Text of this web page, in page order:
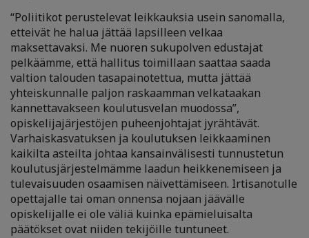
“Poliitikot perustelevat leikkauksia usein sanomalla,
etteivät he halua jättää lapsilleen velkaa
maksettavaksi. Me nuoren sukupolven edustajat
pelkäämme, että hallitus toimillaan saattaa saada
valtion talouden tasapainotettua, mutta jättää
yhteiskunnalle paljon raskaamman velkataakan
kannettavakseen koulutusvelan muodossa”,
opiskelijajärjestöjen puheenjohtajat jyrähtävät.
Varhaiskasvatuksen ja koulutuksen leikkaaminen
kaikilta asteilta johtaa kansainvälisesti tunnustetun
koulutusjärjestelmämme laadun heikkenemiseen ja
tulevaisuuden osaamisen näivettämiseen. Irtisanotulle
opettajalle tai oman onnensa nojaan jäävälle
opiskelijalle ei ole väliä kuinka epämieluisalta
päätökset ovat niiden tekijöille tuntuneet.